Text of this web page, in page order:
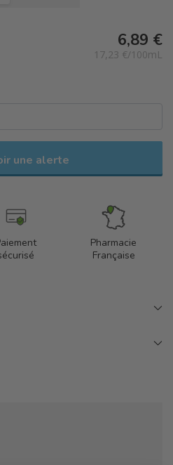
des bactéries.
l'équilibre de la flore cutanée.6,89 €
17,23 €/100mL
une alerte
Pharmacie
Française